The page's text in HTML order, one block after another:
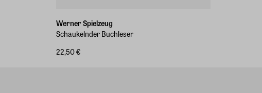
Werner Spielzeug
Schaukelnder Buchleser
22,50 €